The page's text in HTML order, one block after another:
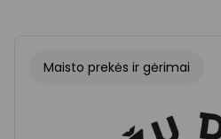
Maisto prekės ir gėrimai